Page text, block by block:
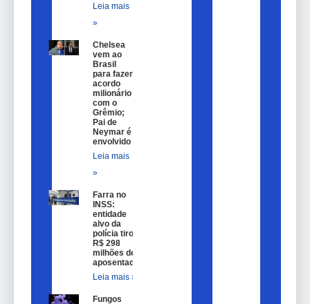
Leia mais
»
Chelsea
vem ao
Brasil
para fazer
acordo
milionário
com o
Grêmio;
Pai de
Neymar é
envolvido
Leia mais
»
Farra no
INSS:
entidade
alvo da
polícia tirou
R$ 298
milhões de
aposentados
Leia mais »
Fungos